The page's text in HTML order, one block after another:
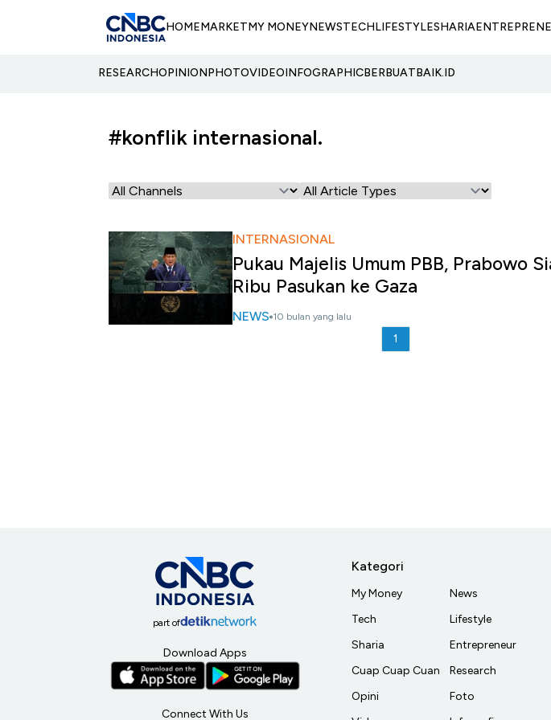
HOMEMARKETMY MONEYNEWSTECHLIFESTYLESHARIA
RESEARCHOPINIONPHOTOVIDEOINFOGRAPHICBERBUATBAIK.ID
#konflik internasional.
INTERNASIONAL
Pukau Majelis Umum PBB, Prabowo
Ribu Pasukan ke Gaza
NEWS 10 bulan yang lalu
1
part of
Download Apps
Connect With Us
Kategori
My Money
Tech
Sharia
Cuap Cuap Cuan
Opini
News
Lifestyle
Entrepreneur
Research
Foto